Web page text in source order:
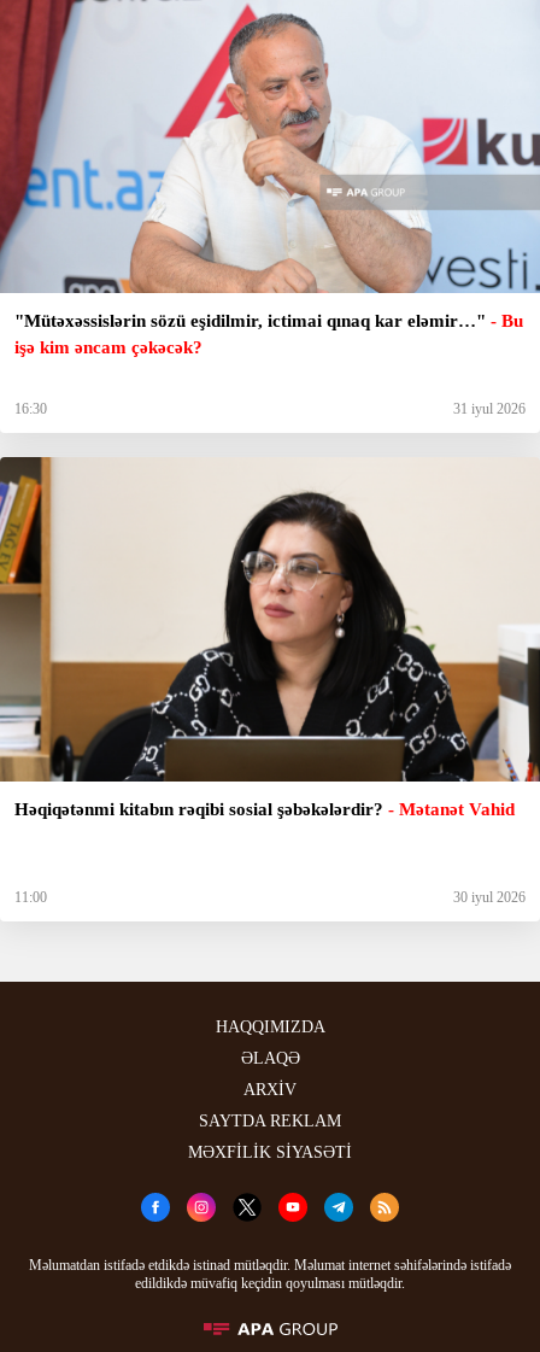
"Mütəxəssislərin sözü eşidilmir, ictimai qınaq kar eləmir…" - Bu
işə kim əncam çəkəcək?
16:30 31 iyul 2026
Həqiqətənmi kitabın rəqibi sosial şəbəkələrdir? - Mətanət Vahid
11:00 30 iyul 2026
HAQQIMIZDA
ƏLAQƏ
ARXİV
SAYTDA REKLAM
MƏXFİLİK SİYASƏTİ
Məlumatdan istifadə etdikdə istinad mütləqdir. Məlumat internet səhifələrində istifadə
edildikdə müvafiq keçidin qoyulması mütləqdir.